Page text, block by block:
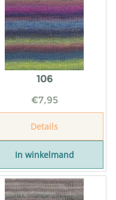
106
€7,95
Details
In winkelmand